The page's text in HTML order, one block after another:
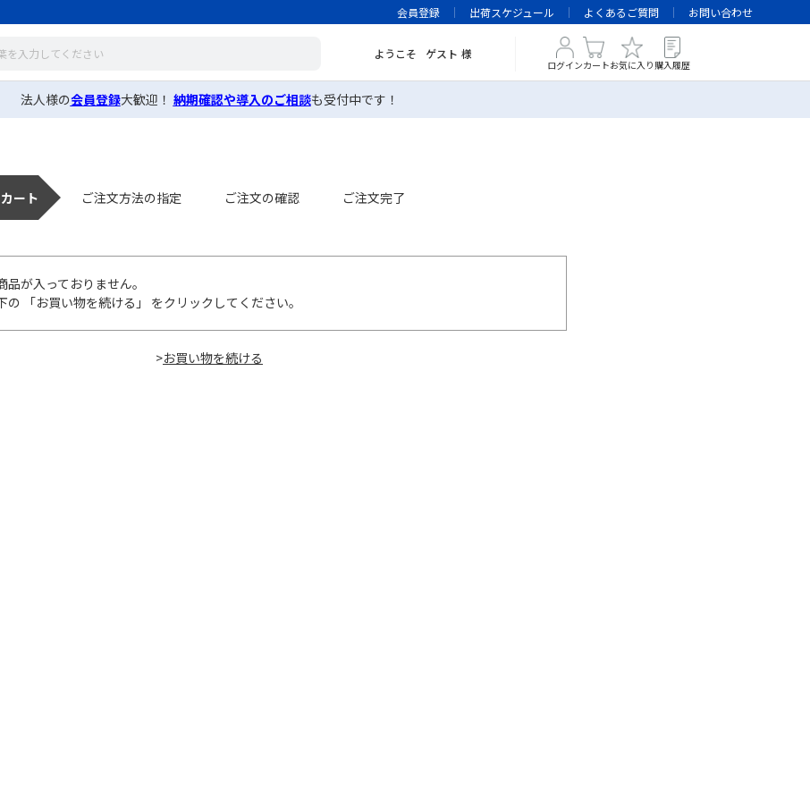
会員登録 出荷スケジュール よくあるご質問 お問い合わせ
ようこそ ゲスト 様
ログインカートお気に入り 購入履歴
法人様の会員登録大歓迎！ 納期確認や導入のご相談も受付中です！
カート ご注文方法の指定 ご注文の確認 ご注文完了
が入っておりません。
の 「お買い物を続ける」 をクリックしてください。
>